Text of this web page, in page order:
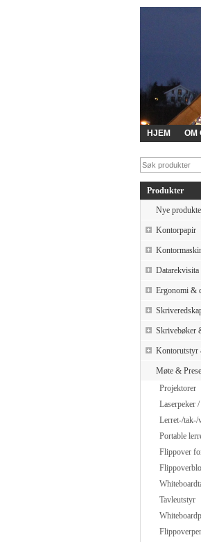
HJEM OM
Produkter
Nye
Kontorpapir
Datarekvisita
Ergonomi &
Skrivebøker
Kontorutstyr
Møte &
Projektorer
Laserpeker
Lerret-/tak-/
Portable
Flippover
Tavleutstyr